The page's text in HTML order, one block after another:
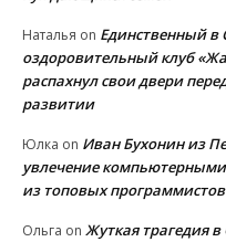
Наталья on Единственный в
оздоровительный клуб
распахнул свои двери
развитии
Юлка on Иван Бухонин из
увлечение
из топовых
Ольга on Жуткая трагедия